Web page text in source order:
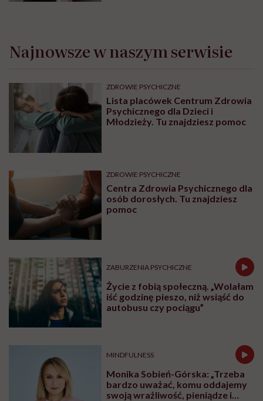
Najnowsze w naszym serwisie
ZDROWIE PSYCHICZNE
Lista placówek Centrum Zdrowia
Psychicznego dla Dzieci i
Młodzieży. Tu znajdziesz pomoc
ZDROWIE PSYCHICZNE
Centra Zdrowia Psychicznego dla
osób dorosłych. Tu znajdziesz
pomoc
ZABURZENIA PSYCHICZNE
Życie z fobią społeczną. „Wolałam
iść godzinę pieszo, niż wsiąść do
autobusu czy pociągu”
MINDFULNESS
Monika Sobień-Górska: „Trzeba
bardzo uważać, komu oddajemy
swoją wrażliwość, pieniądze i